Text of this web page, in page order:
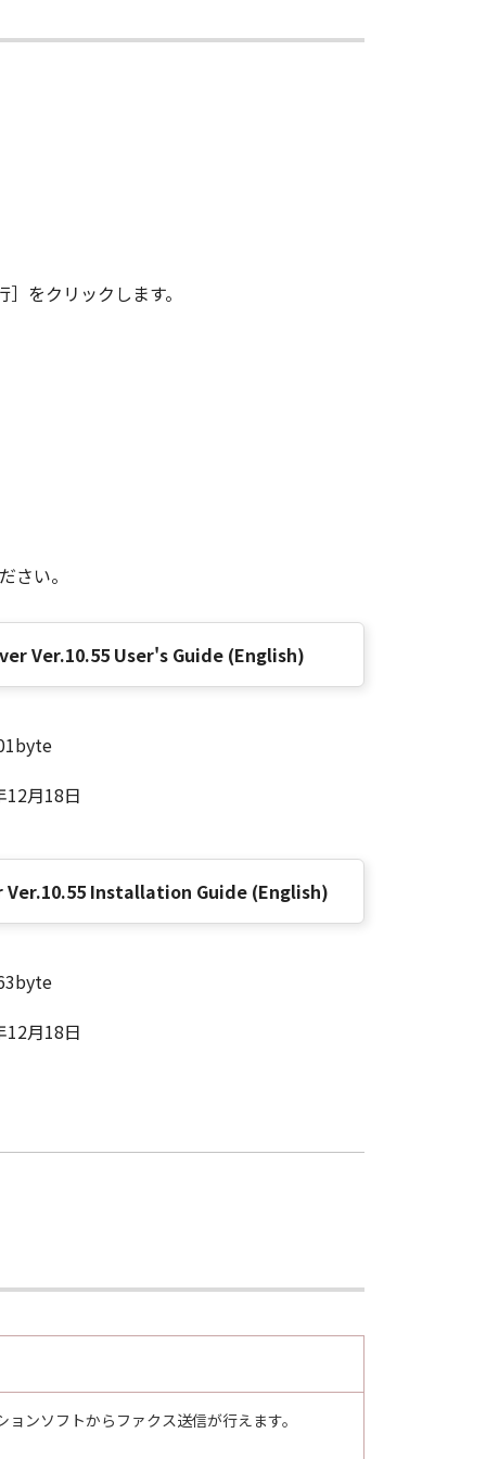
約書の終了後も効力を有しま
ユーザーである場合、以下の規定
(Oct 1995), consisting of
are used in 48 C.F.R. 12.212
all U.S. Government End
Inc./30-2, Shimomaruko 3-
指し示すものとします。
項は完全に有効に存続するものと
をクリックします。
さい。
Ver.10.55 User's Guide (English)
12月18日
Ver.10.55 Installation Guide (English)
12月18日
ンソフトからファクス送信が行えます。